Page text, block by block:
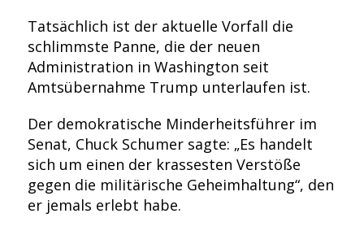
Tatsächlich ist der aktuelle Vorfall die
schlimmste Panne, die der neuen
Administration in Washington seit
Amtsübernahme Trump unterlaufen ist.
Der demokratische Minderheitsführer im
Senat, Chuck Schumer sagte: „Es handelt
sich um einen der krassesten Verstöße
gegen die militärische Geheimhaltung“, den
er jemals erlebt habe.